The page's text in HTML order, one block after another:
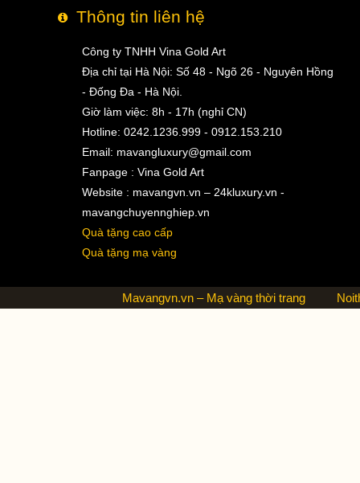
Thông tin liên hệ
Công ty TNHH Vina Gold Art
Địa chỉ tại Hà Nội: Số 48 - Ngõ 26 - Nguyên Hồng
- Đống Đa - Hà Nội.
Giờ làm việc: 8h - 17h (nghỉ CN)
Hotline: 0242.1236.999 - 0912.153.210
Email: mavangluxury@gmail.com
Fanpage : Vina Gold Art
Website : mavangvn.vn – 24kluxury.vn -
mavangchuyennghiep.vn
Quà tặng cao cấp
Quà tặng mạ vàng
Mavangvn.vn – Mạ vàng thời trang